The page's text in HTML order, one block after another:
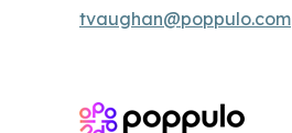
tvaughan@poppulo.com